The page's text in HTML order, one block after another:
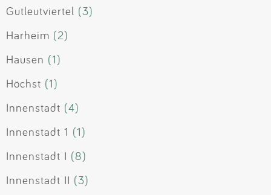
Gutleutviertel (3)
Harheim (2)
Hausen (1)
Höchst (1)
Innenstadt (4)
Innenstadt 1 (1)
Innenstadt I (8)
Innenstadt II (3)